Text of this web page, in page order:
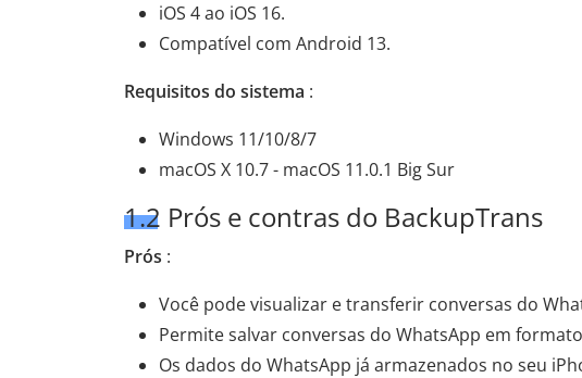
iOS 4 ao iOS 16.
Compatível com Android 13.
Requisitos do sistema :
Windows 11/10/8/7
macOS X 10.7 - macOS 11.0.1 Big Sur
1.2 Prós e contras do BackupTrans
Prós :
Você pode visualizar e transferir conversas do
Permite salvar conversas do WhatsApp em
Os dados do WhatsApp já armazenados no seu